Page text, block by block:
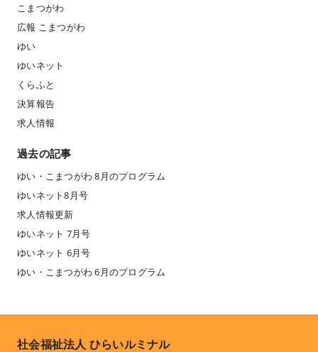
こまつがわ
広報 こまつがわ
ゆい
ゆいネット
くらふと
決算報告
求人情報
過去の記事
ゆい・こまつがわ 8月のプログラム
ゆいネット8月号
求人情報更新
ゆいネット 7月号
ゆいネット 6月号
ゆい・こまつがわ 6月のプログラム
社会福祉法人 ひらいルミナル